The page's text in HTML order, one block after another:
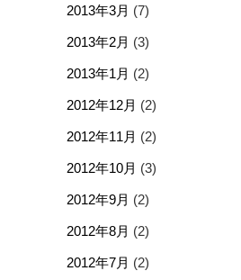
2013年3月 (7)
2013年2月 (3)
2013年1月 (2)
2012年12月 (2)
2012年11月 (2)
2012年10月 (3)
2012年9月 (2)
2012年8月 (2)
2012年7月 (2)